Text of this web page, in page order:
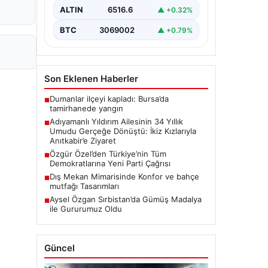
Zeynep Yıldırım (59) çifti, tam 34 yıl
ALTIN 6516.6 ▲ +0.32%
BTC 3069002 ▲ +0.79%
Son Eklenen Haberler
■Dumanlar ilçeyi kapladı: Bursa’da
tamirhanede yangın
■Adıyamanlı Yıldırım Ailesinin 34 Yıllık
Umudu Gerçeğe Dönüştü: İkiz Kızlarıyla
Anıtkabir’e Ziyaret
■Özgür Özel’den Türkiye’nin Tüm
Demokratlarına Yeni Parti Çağrısı
■Dış Mekan Mimarisinde Konfor ve bahçe
mutfağı Tasarımları
■Aysel Özgan Sırbistan’da Gümüş Madalya
ile Gururumuz Oldu
Güncel